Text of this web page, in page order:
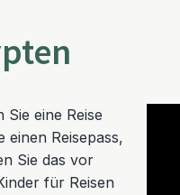
eine Reise
Reisepass,
Sie das vor
für Reisen